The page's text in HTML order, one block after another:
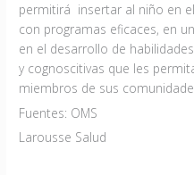
permitirá insertar al niño en
con programas eficaces, en
en el desarrollo de
y cognoscitivas que les
miembros de sus
Fuentes: OMS
Larousse Salud